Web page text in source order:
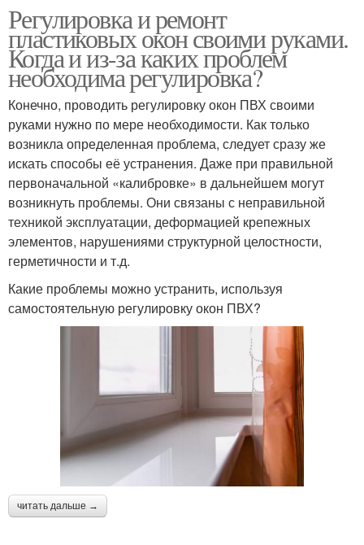
Регулировка и ремонт
пластиковых окон своими руками.
Когда и из-за каких проблем
необходима регулировка?
Конечно, проводить регулировку окон ПВХ своими
руками нужно по мере необходимости. Как только
возникла определенная проблема, следует сразу же
искать способы её устранения. Даже при правильной
первоначальной «калибровке» в дальнейшем могут
возникнуть проблемы. Они связаны с неправильной
техникой эксплуатации, деформацией крепежных
элементов, нарушениями структурной целостности,
герметичности и т.д.
Какие проблемы можно устранить, используя
самостоятельную регулировку окон ПВХ?
читать дальше →